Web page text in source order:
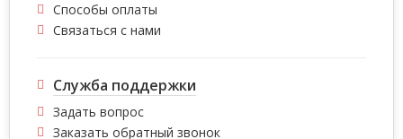
Способы оплаты
Связаться с нами
Служба поддержки
Задать вопрос
Заказать обратный звонок